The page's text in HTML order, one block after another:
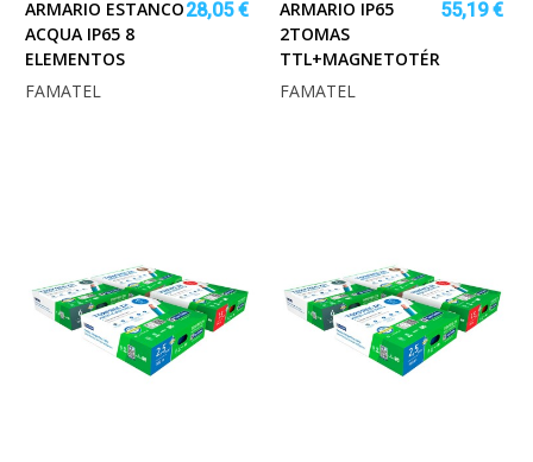
ARMARIO ESTANCO
ACQUA IP65 8
ELEMENTOS
28,05 €
FAMATEL
ARMARIO IP65
2TOMAS
TTL+MAGNETOTÉRMICO
55,19 €
FAMATEL